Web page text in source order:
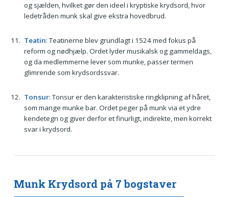
og sjælden, hvilket gør den ideel i kryptiske krydsord, hvor
ledetråden munk skal give ekstra hovedbrud.
Teatin: Teatinerne blev grundlagt i 1524 med fokus på
reform og nødhjælp. Ordet lyder musikalsk og gammeldags,
og da medlemmerne lever som munke, passer termen
glimrende som krydsordssvar.
Tonsur: Tonsur er den karakteristiske ringklipning af håret,
som mange munke bar. Ordet peger på munk via et ydre
kendetegn og giver derfor et finurligt, indirekte, men korrekt
svar i krydsord.
Munk Krydsord på 7 bogstaver